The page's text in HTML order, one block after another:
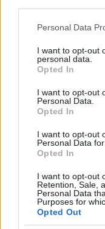
Please note that this
not limited to your
grant or deny
use your data for
consent section.
Personal Data
I want to opt-out
personal data.
Opted In
I want to opt-out
Personal Data.
Opted In
I want to opt-out
Personal Data
Opted In
I want to opt-out
Retention, Sale,
Personal Data
Purposes for
Opted Out
ötvenes-hatvanas
feminine mystique
és kiteljesedett, ha
háztartást vezet,
boldogtalansághoz.